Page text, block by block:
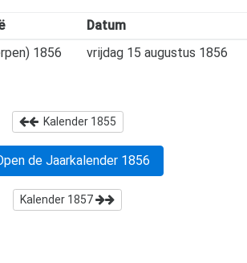
Datum
1856
vrijdag 15 augustus 1856
Kalender 1855
de Jaarkalender 1856
Kalender 1857